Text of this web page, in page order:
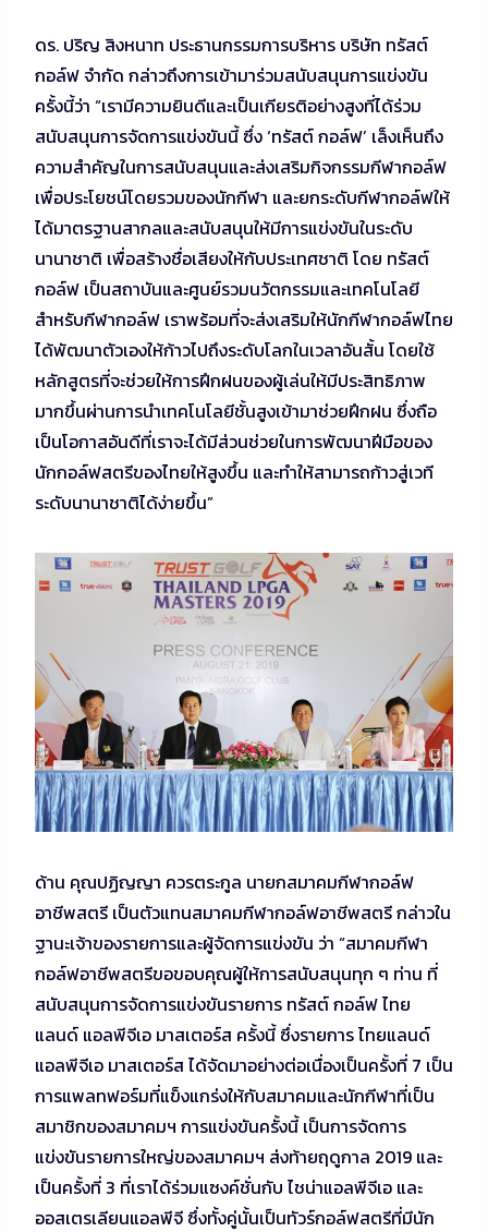
ดร. ปริญ สิงหนาท ประธานกรรมการบริหาร บริษัท ทรัสต์
กอล์ฟ จำกัด กล่าวถึงการเข้ามาร่วมสนับสนุนการแข่งขัน
ครั้งนี้ว่า “เรามีความยินดีและเป็นเกียรติอย่างสูงที่ได้ร่วม
สนับสนุนการจัดการแข่งขันนี้ ซึ่ง ‘ทรัสต์ กอล์ฟ’ เล็งเห็นถึง
ความสำคัญในการสนับสนุนและส่งเสริมกิจกรรมกีฬากอล์ฟ
เพื่อประโยชน์โดยรวมของนักกีฬา และยกระดับกีฬากอล์ฟให้
ได้มาตรฐานสากลและสนับสนุนให้มีการแข่งขันในระดับ
นานาชาติ เพื่อสร้างชื่อเสียงให้กับประเทศชาติ โดย ทรัสต์
กอล์ฟ เป็นสถาบันและศูนย์รวมนวัตกรรมและเทคโนโลยี
สำหรับกีฬากอล์ฟ เราพร้อมที่จะส่งเสริมให้นักกีฬากอล์ฟไทย
ได้พัฒนาตัวเองให้ก้าวไปถึงระดับโลกในเวลาอันสั้น โดยใช้
หลักสูตรที่จะช่วยให้การฝึกฝนของผู้เล่นให้มีประสิทธิภาพ
มากขึ้นผ่านการนำเทคโนโลยีชั้นสูงเข้ามาช่วยฝึกฝน ซึ่งถือ
เป็นโอกาสอันดีที่เราจะได้มีส่วนช่วยในการพัฒนาฝีมือของ
นักกอล์ฟสตรีของไทยให้สูงขึ้น และทำให้สามารถก้าวสู่เวที
ระดับนานาชาติได้ง่ายขึ้น”
ด้าน คุณปฏิญญา ควรตระกูล นายกสมาคมกีฬากอล์ฟ
อาชีพสตรี เป็นตัวแทนสมาคมกีฬากอล์ฟอาชีพสตรี กล่าวใน
ฐานะเจ้าของรายการและผู้จัดการแข่งขัน ว่า “สมาคมกีฬา
กอล์ฟอาชีพสตรีขอขอบคุณผู้ให้การสนับสนุนทุก ๆ ท่าน ที่
สนับสนุนการจัดการแข่งขันรายการ ทรัสต์ กอล์ฟ ไทย
แลนด์ แอลพีจีเอ มาสเตอร์ส ครั้งนี้ ซึ่งรายการ ไทยแลนด์
แอลพีจีเอ มาสเตอร์ส ได้จัดมาอย่างต่อเนื่องเป็นครั้งที่ 7 เป็น
การแพลทฟอร์มที่แข็งแกร่งให้กับสมาคมและนักกีฬาที่เป็น
สมาชิกของสมาคมฯ การแข่งขันครั้งนี้ เป็นการจัดการ
แข่งขันรายการใหญ่ของสมาคมฯ ส่งท้ายฤดูกาล 2019 และ
เป็นครั้งที่ 3 ที่เราได้ร่วมแซงค์ชั่นกับ ไชน่าแอลพีจีเอ และ
ออสเตรเลียนแอลพีจี ซึ่งทั้งคู่นั้นเป็นทัวร์กอล์ฟสตรีที่มีนัก